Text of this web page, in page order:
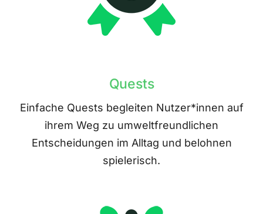
Quests
Einfache Quests begleiten Nutzer*innen auf
ihrem Weg zu umweltfreundlichen
Entscheidungen im Alltag und belohnen
spielerisch.